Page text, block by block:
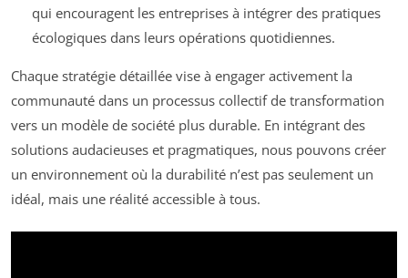
qui encouragent les entreprises à intégrer des pratiques
écologiques dans leurs opérations quotidiennes.
Chaque stratégie détaillée vise à engager activement la
communauté dans un processus collectif de transformation
vers un modèle de société plus durable. En intégrant des
solutions audacieuses et pragmatiques, nous pouvons créer
un environnement où la durabilité n’est pas seulement un
idéal, mais une réalité accessible à tous.